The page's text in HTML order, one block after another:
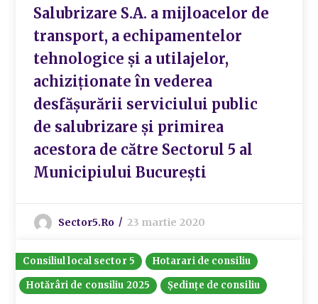
Salubrizare S.A. a mijloacelor de
transport, a echipamentelor
tehnologice și a utilajelor,
achiziționate în vederea
desfășurării serviciului public
de salubrizare și primirea
acestora de către Sectorul 5 al
Municipiului București
Sector5.ro 23 martie 2020
Consiliul local sector 5
Hotarari de consiliu
Hotărâri de consiliu 2025
Ședințe de consiliu